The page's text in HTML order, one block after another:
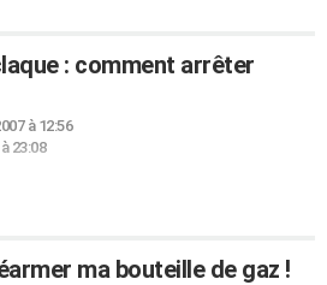
: comment arrêter
à 12:56
23:08
ma bouteille de gaz !